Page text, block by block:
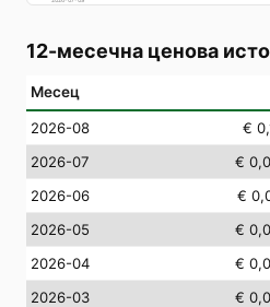
12-месечна ценова
Месец
2026-08 €
2026-07
€
2026-06
€
2026-05
€
2026-04
€
2026-03
€